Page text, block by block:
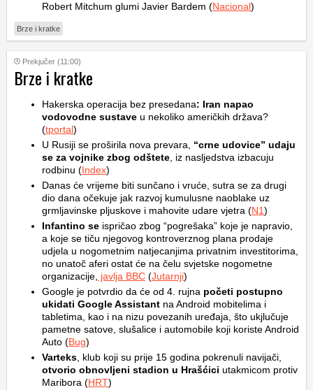
Robert Mitchum glumi Javier Bardem (Nacional)
Brze i kratke
Prekjučer (11:00)
Brze i kratke
Hakerska operacija bez presedana: Iran napao
vodovodne sustave u nekoliko američkih država?
(tportal)
U Rusiji se proširila nova prevara, “crne udovice” udaju
se za vojnike zbog odštete , iz nasljedstva izbacuju
rodbinu (Index)
Danas će vrijeme biti sunčano i vruće, sutra se za drugi
dio dana očekuje jak razvoj kumulusne naoblake uz
grmljavinske pljuskove i mahovite udare vjetra (N1)
Infantino se ispričao zbog “pogrešaka” koje je napravio,
a koje se tiču njegovog kontroverznog plana prodaje
udjela u nogometnim natjecanjima privatnim investitorima,
no unatoč aferi ostat će na čelu svjetske nogometne
organizacije, javlja BBC (Jutarnji)
Google je potvrdio da će od 4. rujna početi postupno
ukidati Google Assistant na Android mobitelima i
tabletima, kao i na nizu povezanih uređaja, što ukjlučuje
pametne satove, slušalice i automobile koji koriste Android
Auto (Bug)
Varteks , klub koji su prije 15 godina pokrenuli navijači,
otvorio obnovljeni stadion u Hrašćici utakmicom protiv
Maribora (HRT)